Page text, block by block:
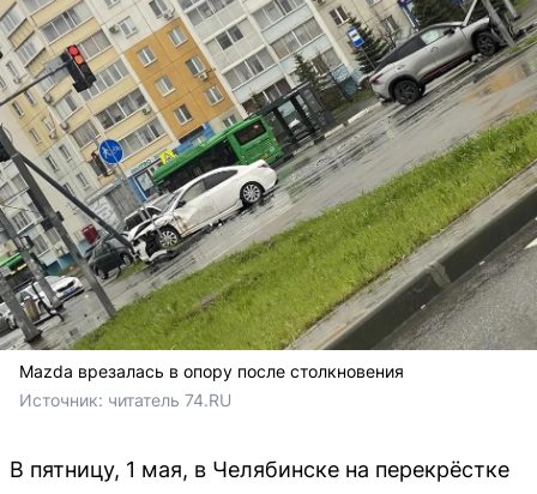
Mazda врезалась в опору после столкновения
Источник: читатель 74.RU
В пятницу, 1 мая, в Челябинске на перекрёстке